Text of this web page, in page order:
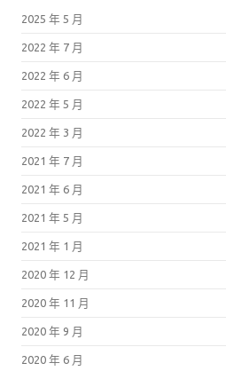
2025 年 5 月
2022 年 7 月
2022 年 6 月
2022 年 5 月
2022 年 3 月
2021 年 7 月
2021 年 6 月
2021 年 5 月
2021 年 1 月
2020 年 12 月
2020 年 11 月
2020 年 9 月
2020 年 6 月